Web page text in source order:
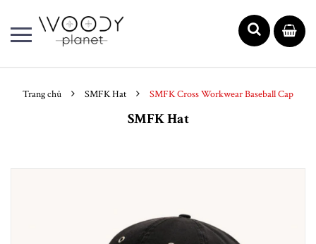
Trang chủ SMFK Hat SMFK Cross Workwear Baseball Cap
SMFK Hat